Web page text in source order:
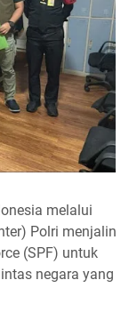
melalui
Polri menjalin
(SPF) untuk
negara yang